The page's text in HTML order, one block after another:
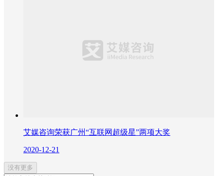
艾媒咨询荣获广州“互联网超级星”两项大奖
2020-12-21
没有更多